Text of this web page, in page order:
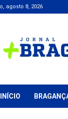
agosto 8, 2026
+
Bragança
INÍCIO